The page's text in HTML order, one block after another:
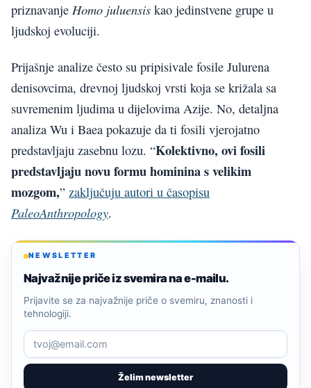
priznavanje Homo juluensis kao jedinstvene grupe u
ljudskoj evoluciji.
Prijašnje analize često su pripisivale fosile Julurena
denisovcima, drevnoj ljudskoj vrsti koja se križala sa
suvremenim ljudima u dijelovima Azije. No, detaljna
analiza Wu i Baea pokazuje da ti fosili vjerojatno
predstavljaju zasebnu lozu. “Kolektivno, ovi fosili
predstavljaju novu formu hominina s velikim
mozgom,” zaključuju autori u časopisu
PaleoAnthropology.
NEWSLETTER
Najvažnije priče iz svemira na e-mailu.
Želim newsletter
Prijavite se za najvažnije priče o svemiru, znanosti i
tehnologiji.